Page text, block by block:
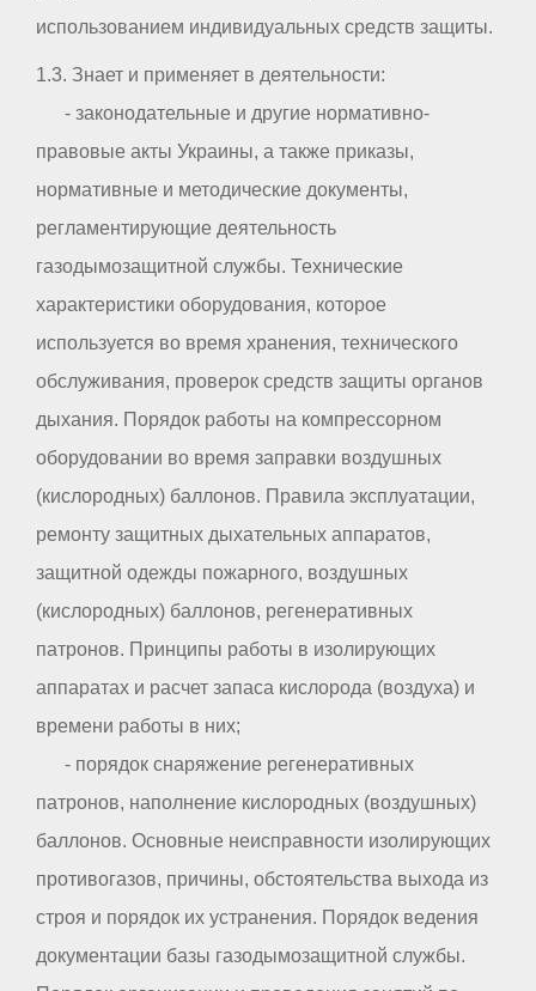
использованием индивидуальных средств защиты.
1.3. Знает и применяет в деятельности:
- законодательные и другие нормативно-
правовые акты Украины, а также приказы,
нормативные и методические документы,
регламентирующие деятельность
газодымозащитной службы. Технические
характеристики оборудования, которое
используется во время хранения, технического
обслуживания, проверок средств защиты органов
дыхания. Порядок работы на компрессорном
оборудовании во время заправки воздушных
(кислородных) баллонов. Правила эксплуатации,
ремонту защитных дыхательных аппаратов,
защитной одежды пожарного, воздушных
(кислородных) баллонов, регенеративных
патронов. Принципы работы в изолирующих
аппаратах и расчет запаса кислорода (воздуха) и
времени работы в них;
- порядок снаряжение регенеративных
патронов, наполнение кислородных (воздушных)
баллонов. Основные неисправности изолирующих
противогазов, причины, обстоятельства выхода из
строя и порядок их устранения. Порядок ведения
документации базы газодымозащитной службы.